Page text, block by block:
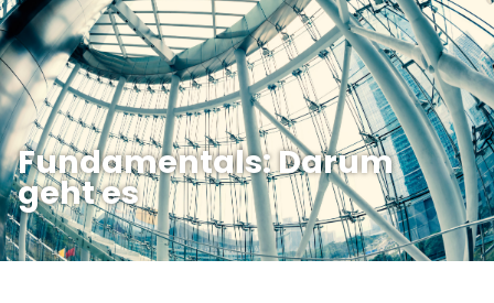
Fundamentals: Darum
geht es